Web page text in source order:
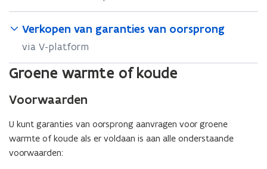
Verkopen van garanties van oorsprong
via V-platform
Groene warmte of koude
Voorwaarden
U kunt garanties van oorsprong aanvragen voor groene
warmte of koude als er voldaan is aan alle onderstaande
voorwaarden: